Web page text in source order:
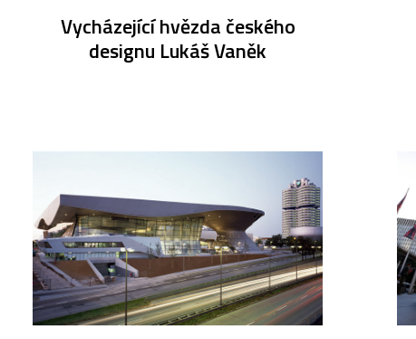
Vycházející hvězda českého
designu Lukáš Vaněk